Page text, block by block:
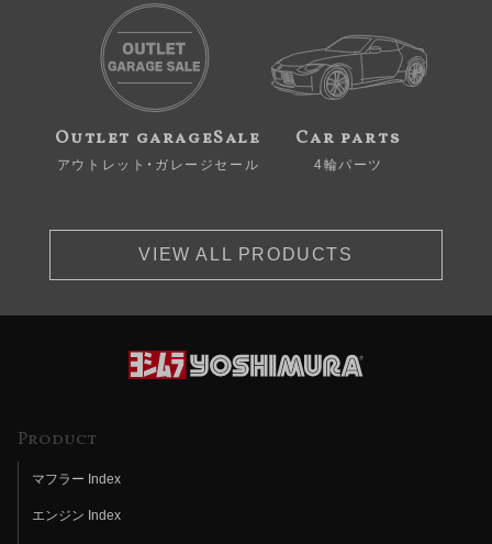
Outlet garageSale
アウトレット・ガレージセール
Car parts
4輪パーツ
VIEW ALL PRODUCTS
Product
マフラー Index
エンジン Index